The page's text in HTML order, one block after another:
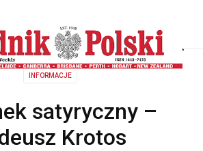
INFORMACJE
satyryczny –
Krotos